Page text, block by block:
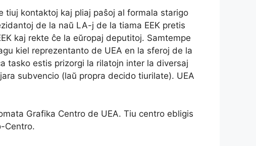
tiuj kontaktoj kaj pliaj paŝoj al formala starigo
de la naŭ LA-j de la tiama EEK pretis
kaj rekte ĉe la eŭropaj deputitoj. Samtempe
kiel reprezentanto de UEA en la sferoj de la
tasko estis prizorgi la rilatojn inter la diversaj
subvencio (laŭ propra decido tiurilate). UEA
Grafika Centro de UEA. Tiu centro ebligis
Centro.